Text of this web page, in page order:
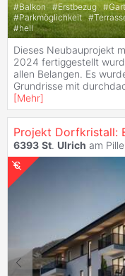
#Balkon #Erstbezug #
#Parkmöglichkeit #
#hell
Dieses Neubauprojekt
2024 fertiggestellt
allen Belangen. Es
Grundrisse mit
[Mehr]
Projekt Dorfkristall:
6393 St. Ulrich am